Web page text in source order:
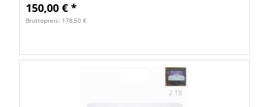
150,00 € *
Bruttopreis: 178,50 €